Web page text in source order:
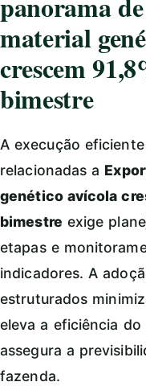
material
crescem
bimestre
A execução
relacionadas a
genético avícola
bimestre exige
etapas e
indicadores. A
estruturados
eleva a eficiência
assegura a
fazenda.